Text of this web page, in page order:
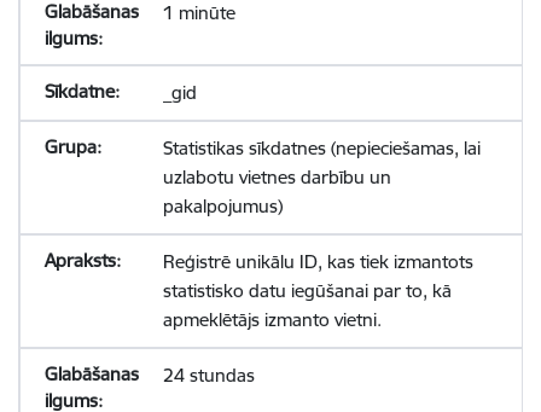
1 minūte
_gid
Statistikas sīkdatnes (nepieciešamas, lai
uzlabotu vietnes darbību un
pakalpojumus)
Reģistrē unikālu ID, kas tiek izmantots
statistisko datu iegūšanai par to, kā
apmeklētājs izmanto vietni.
24 stundas